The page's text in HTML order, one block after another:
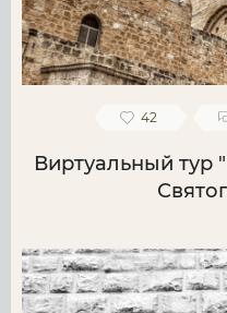
42
Виртуальный